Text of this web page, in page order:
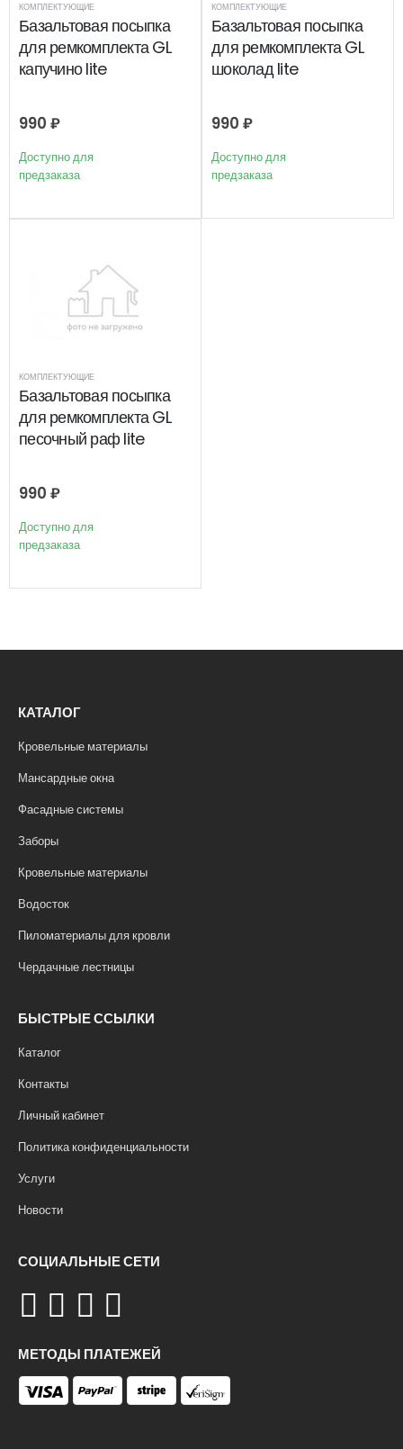
КОМПЛЕКТУЮЩИЕ
Базальтовая посыпка
для ремкомплекта GL
капучино lite
990 ₽
Доступно для
предзаказа
КОМПЛЕКТУЮЩИЕ
Базальтовая посыпка
для ремкомплекта GL
шоколад lite
990 ₽
Доступно для
предзаказа
КОМПЛЕКТУЮЩИЕ
Базальтовая посыпка
для ремкомплекта GL
песочный раф lite
990 ₽
Доступно для
предзаказа
КАТАЛОГ
Кровельные материалы
Мансардные окна
Фасадные системы
Заборы
Кровельные материалы
Водосток
Пиломатериалы для кровли
Чердачные лестницы
БЫСТРЫЕ ССЫЛКИ
Каталог
Контакты
Личный кабинет
Политика конфиденциальности
Услуги
Новости
СОЦИАЛЬНЫЕ СЕТИ
МЕТОДЫ ПЛАТЕЖЕЙ